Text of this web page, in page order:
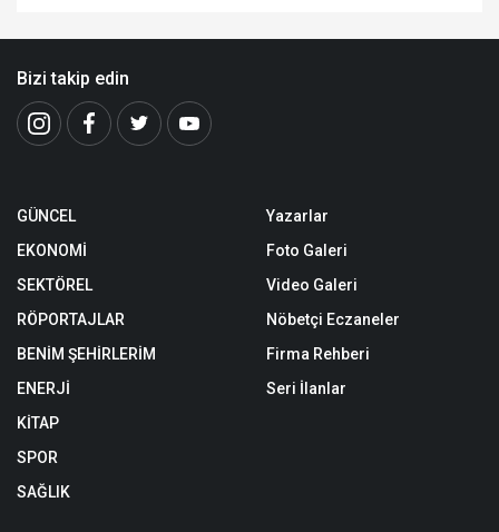
Bizi takip edin
GÜNCEL
EKONOMİ
SEKTÖREL
RÖPORTAJLAR
BENİM ŞEHİRLERİM
ENERJİ
KİTAP
SPOR
SAĞLIK
Yazarlar
Foto Galeri
Video Galeri
Nöbetçi Eczaneler
Firma Rehberi
Seri İlanlar